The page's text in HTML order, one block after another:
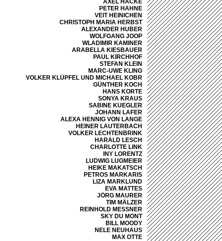
AXEL HACKE
PETER HAHNE
VEIT HEINICHEN
CHRISTOPH MARIA HERBST
ALEXANDER HUBER
WOLFGANG JOOP
WLADIMIR KAMINER
ARABELLA KIESBAUER
PAUL KIRCHHOF
STEFAN KLEIN
MARC-UWE KLING
VOLKER KLÜPFEL UND MICHAEL KOBR
GÜNTHER KOCH
HANS KORTE
SONYA KRAUS
SABINE KUEGLER
JOHANN LAFER
ALEXA HENNIG VON LANGE
HEINER LAUTERBACH
VOLKER LECHTENBRINK
HARALD LESCH
CHARLOTTE LINK
INY LORENTZ
LUDWIG LUGMEIER
HEIKE MAKATSCH
PETROS MARKARIS
LIZA MARKLUND
EVA MATTES
JÖRG MAURER
TIM MÄLZER
REINHOLD MESSNER
SKY DU MONT
BILL MOODY
NELE NEUHAUS
MAX OTTE